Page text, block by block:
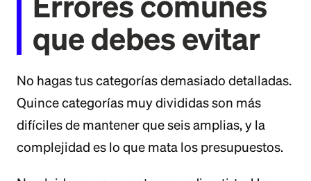
que debes evitar
No hagas tus categorías demasiado detalladas.
Quince categorías muy divididas son más
difíciles de mantener que seis amplias, y la
complejidad es lo que mata los presupuestos.